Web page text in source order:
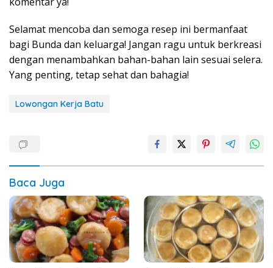
Selamat mencoba dan semoga resep ini bermanfaat
bagi Bunda dan keluarga! Jangan ragu untuk berkreasi
dengan menambahkan bahan-bahan lain sesuai selera.
Yang penting, tetap sehat dan bahagia!
Lowongan Kerja Batu
Baca Juga